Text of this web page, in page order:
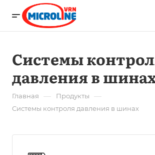
Системы
давления в
Главная — Продукты —
Системы контроля давления в шинах